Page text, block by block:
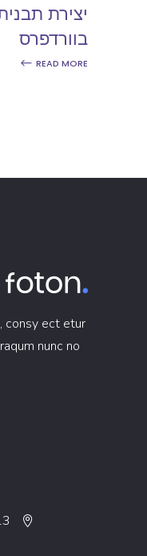
יצירת
בוורדפרס
READ MORE
consy ect etur
nunc no
721